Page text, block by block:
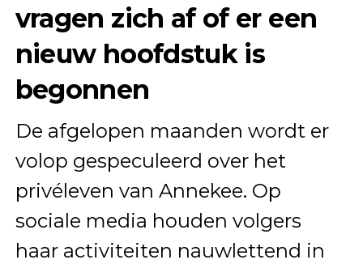
vragen zich af of er een
nieuw hoofdstuk is
begonnen
De afgelopen maanden wordt er
volop gespeculeerd over het
privéleven van Annekee. Op
sociale media houden volgers
haar activiteiten nauwlettend in